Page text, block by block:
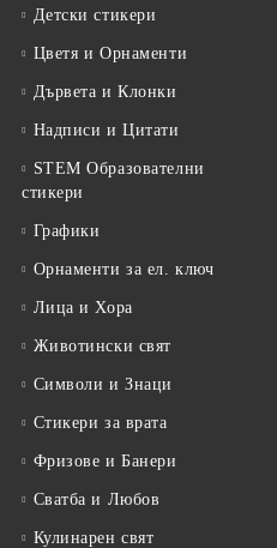
Детски стикери
Цветя и Орнаменти
Дървета и Клонки
Надписи и Цитати
STEM Образователни
стикери
Графики
Орнаменти за ел. ключ
Лица и Хора
Животински свят
Символи и Знаци
Стикери за врата
Фризове и Банери
Сватба и Любов
Кулинарен свят